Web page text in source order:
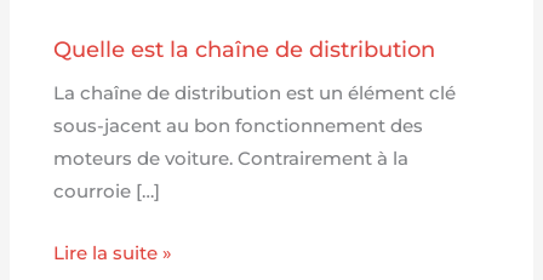
Quelle est la chaîne de distribution
La chaîne de distribution est un élément clé
sous-jacent au bon fonctionnement des
moteurs de voiture. Contrairement à la
courroie […]
Lire la suite »